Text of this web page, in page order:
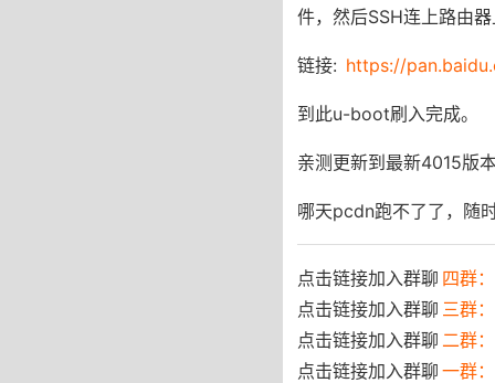
件，然后SSH连上路由
链接: https://
到此u-boot刷入完成。
亲测更新到最新4015版
哪天pcdn跑不了了，随
点击链接加入群聊 四群
点击链接加入群聊 三群
点击链接加入群聊 二群
点击链接加入群聊 一群